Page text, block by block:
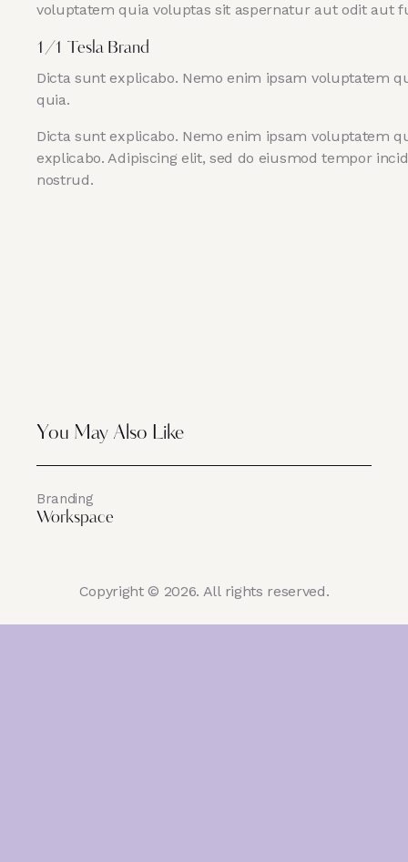
voluptatem quia voluptas sit aspernatur aut odit aut
1/1 Tesla Brand
Dicta sunt explicabo. Nemo enim ipsam voluptatem
quia.
Dicta sunt explicabo. Nemo enim ipsam voluptatem
explicabo. Adipiscing elit, sed do eiusmod tempor
nostrud.
You May Also Like
Branding
Workspace
Copyright © 2026. All rights reserved.